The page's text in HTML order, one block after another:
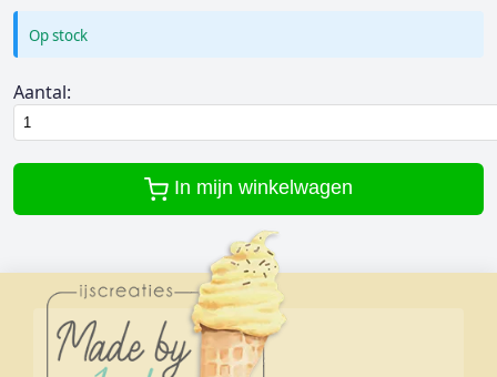
Op stock
Aantal:
In mijn winkelwagen